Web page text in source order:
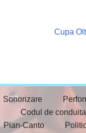
Cupa
Sonorizare
Codul de
Pian-Canto